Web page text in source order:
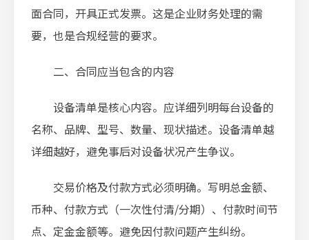
面合同，开具正式发票。这是企业财务处理的需
要，也是合规经营的要求。
二、合同应当包含的内容
设备清单是核心内容。应详细列明每台设备的
名称、品牌、型号、数量、现状描述。设备清单越
详细越好，避免事后对设备状况产生争议。
交易价格及付款方式必须明确。写明总金额、
币种、付款方式（一次性付清/分期）、付款时间节
点、定金金额等。避免因付款问题产生纠纷。